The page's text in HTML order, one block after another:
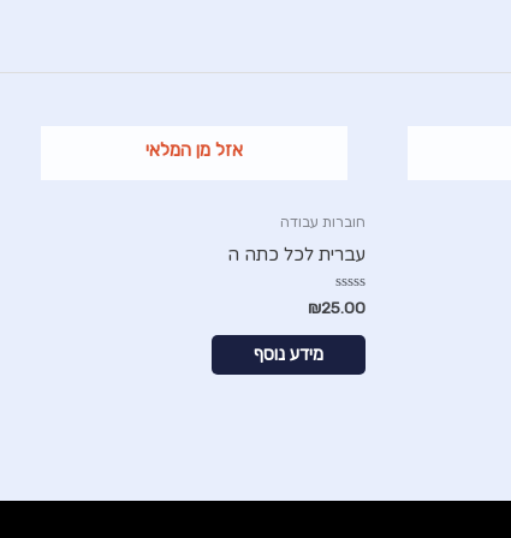
אזל מן המלאי
חוברות עבודה
עברית לכל כתה ה
דורג
0
מתוך
₪25.00
מידע נוסף